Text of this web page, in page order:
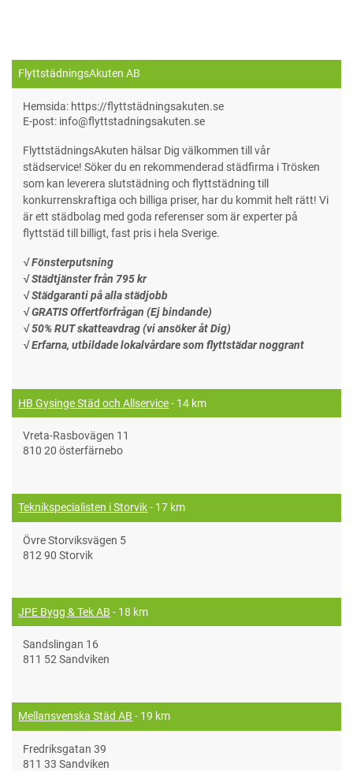
FlyttstädningsAkuten AB
Hemsida: https://flyttstädningsakuten.se
E-post: info@flyttstadningsakuten.se
FlyttstädningsAkuten hälsar Dig välkommen till vår
städservice! Söker du en rekommenderad städfirma i Trösken
som kan leverera slutstädning och flyttstädning till
konkurrenskraftiga och billiga priser, har du kommit helt rätt! Vi
är ett städbolag med goda referenser som är experter på
flyttstäd till billigt, fast pris i hela Sverige.
√ Fönsterputsning
√ Städtjänster från 795 kr
√ Städgaranti på alla städjobb
√ GRATIS Offertförfrågan (Ej bindande)
√ 50% RUT skatteavdrag (vi ansöker åt Dig)
√ Erfarna, utbildade lokalvårdare som flyttstädar noggrant
HB Gysinge Städ och Allservice- 14 km
Vreta-Rasbovägen 11
810 20 österfärnebo
Teknikspecialisten i Storvik- 17 km
Övre Storviksvägen 5
812 90 Storvik
JPE Bygg & Tek AB - 18 km
Sandslingan 16
811 52 Sandviken
Mellansvenska Städ AB - 19 km
Fredriksgatan 39
811 33 Sandviken